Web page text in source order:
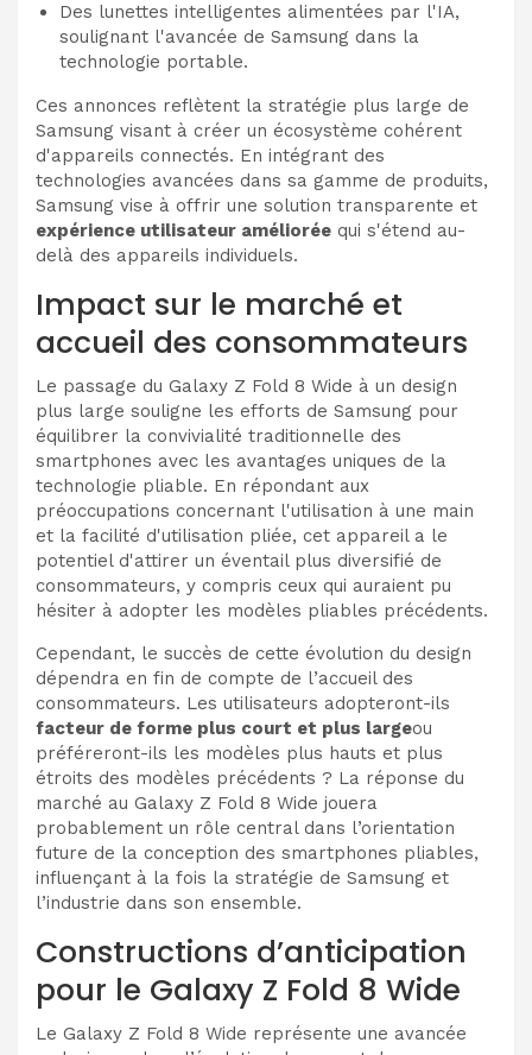
Des lunettes intelligentes alimentées par l'IA,
soulignant l'avancée de Samsung dans la
technologie portable.
Ces annonces reflètent la stratégie plus large de
Samsung visant à créer un écosystème cohérent
d'appareils connectés. En intégrant des
technologies avancées dans sa gamme de produits,
Samsung vise à offrir une solution transparente et
expérience utilisateur améliorée qui s'étend au-
delà des appareils individuels.
Impact sur le marché et
accueil des consommateurs
Le passage du Galaxy Z Fold 8 Wide à un design
plus large souligne les efforts de Samsung pour
équilibrer la convivialité traditionnelle des
smartphones avec les avantages uniques de la
technologie pliable. En répondant aux
préoccupations concernant l'utilisation à une main
et la facilité d'utilisation pliée, cet appareil a le
potentiel d'attirer un éventail plus diversifié de
consommateurs, y compris ceux qui auraient pu
hésiter à adopter les modèles pliables précédents.
Cependant, le succès de cette évolution du design
dépendra en fin de compte de l’accueil des
consommateurs. Les utilisateurs adopteront-ils
facteur de forme plus court et plus largeou
préféreront-ils les modèles plus hauts et plus
étroits des modèles précédents ? La réponse du
marché au Galaxy Z Fold 8 Wide jouera
probablement un rôle central dans l’orientation
future de la conception des smartphones pliables,
influençant à la fois la stratégie de Samsung et
l’industrie dans son ensemble.
Constructions d’anticipation
pour le Galaxy Z Fold 8 Wide
Le Galaxy Z Fold 8 Wide représente une avancée